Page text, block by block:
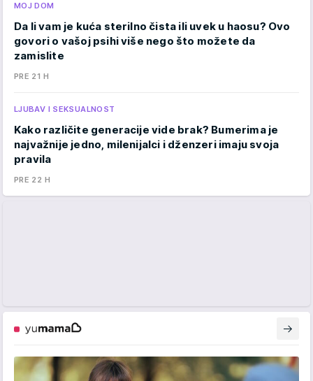
MOJ DOM
Da li vam je kuća sterilno čista ili uvek u haosu? Ovo
govori o vašoj psihi više nego što možete da
zamislite
PRE 21 H
LJUBAV I SEKSUALNOST
Kako različite generacije vide brak? Bumerima je
najvažnije jedno, milenijalci i dženzeri imaju svoja
pravila
PRE 22 H